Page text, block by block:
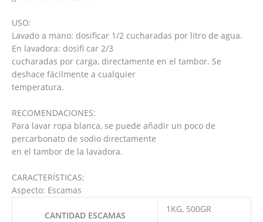
USO:
Lavado a mano: dosificar 1/2 cucharadas por litro de agua.
En lavadora: dosifi car 2/3
cucharadas por carga, directamente en el tambor. Se
deshace fácilmente a cualquier
temperatura.
RECOMENDACIONES:
Para lavar ropa blanca, se puede añadir un poco de
percarbonato de sodio directamente
en el tambor de la lavadora.
CARACTERÍSTICAS:
Aspecto: Escamas
CANTIDAD ESCAMAS
1KG, 500GR